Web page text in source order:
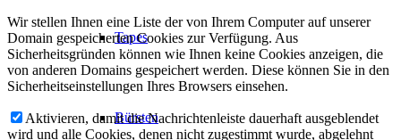
Tapes
Bürsten
Wir stellen Ihnen eine Liste der von Ihrem Computer auf unserer
Domain gespeicherten Cookies zur Verfügung. Aus
Sicherheitsgründen können wie Ihnen keine Cookies anzeigen, die
von anderen Domains gespeichert werden. Diese können Sie in den
Sicherheitseinstellungen Ihres Browsers einsehen.
Aktivieren, damit die Nachrichtenleiste dauerhaft ausgeblendet
wird und alle Cookies, denen nicht zugestimmt wurde, abgelehnt